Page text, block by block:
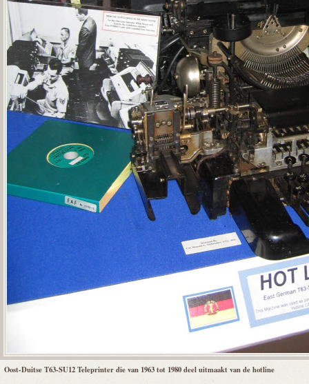
Oost-Duitse T63-SU12 Teleprinter die van 1963 tot 1980 deel uitmaakt van de hotline